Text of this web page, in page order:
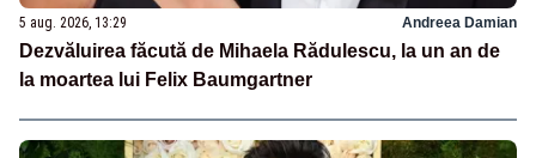
5 aug. 2026, 13:29 Andreea Damian
Dezvăluirea făcută de Mihaela Rădulescu, la un an de
la moartea lui Felix Baumgartner